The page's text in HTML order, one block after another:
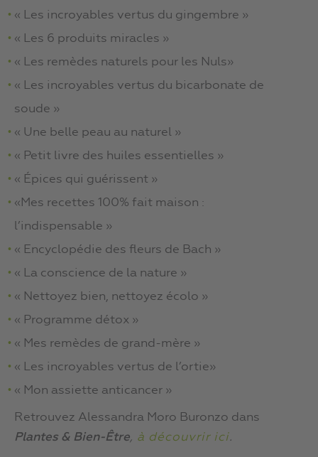
« Les incroyables vertus du gingembre »
« Les 6 produits miracles »
« Les remèdes naturels pour les Nuls»
« Les incroyables vertus du bicarbonate de
soude »
« Une belle peau au naturel »
« Petit livre des huiles essentielles »
« Épices qui guérissent »
«Mes recettes 100% fait maison :
l’indispensable »
« Encyclopédie des fleurs de Bach »
« La conscience de la nature »
« Nettoyez bien, nettoyez écolo »
« Programme détox »
« Mes remèdes de grand-mère »
« Les incroyables vertus de l’ortie»
« Mon assiette anticancer »
Retrouvez Alessandra Moro Buronzo dans
Plantes & Bien-Être, à découvrir ici.